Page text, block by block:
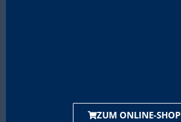
ZUM ONLINE-SHOP